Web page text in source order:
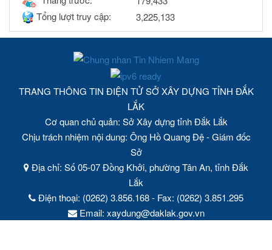
Tổng lượt truy cập:
3,225,133
TRANG THÔNG TIN ĐIỆN TỬ SỞ XÂY DỰNG TỈNH ĐẮK
LẮK
Cơ quan chủ quản: Sở Xây dựng tỉnh Đắk Lắk
Chịu trách nhiệm nội dung: Ông Hồ Quang Đệ - Giám đốc
Sở
Địa chỉ: Số 05-07 Đồng Khởi, phường Tân An, tỉnh Đắk
Lắk
Điện thoại: (0262) 3.856.168 - Fax: (0262) 3.851.295
Email: xaydung@daklak.gov.vn